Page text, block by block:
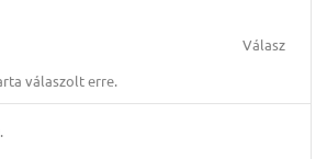
Válasz
válaszolt erre.